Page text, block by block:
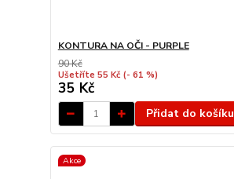
KONTURA NA OČI - PURPLE
90 Kč
Ušetříte 55 Kč (- 61 %)
35 Kč
Přidat do košíku
Akce